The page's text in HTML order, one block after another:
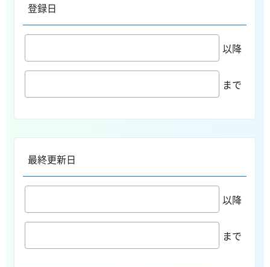
登録日
以降
まで
最終更新日
以降
まで